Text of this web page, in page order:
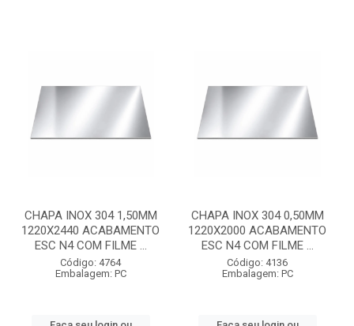
CHAPA INOX 304 1,50MM
1220X2440 ACABAMENTO
ESC N4 COM FILME ...
Código: 4764
Embalagem: PC
CHAPA INOX 304 0,50MM
1220X2000 ACABAMENTO
ESC N4 COM FILME ...
Código: 4136
Embalagem: PC